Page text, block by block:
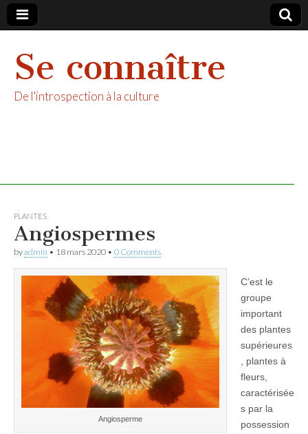
Se connaître
De l'introspection à la culture
PLANTES
Angiospermes
byadmin • 18 mars 2020 • 0 Comments
Angiosperme
C’est le
groupe
important
des plantes
supérieures
, plantes à
fleurs,
caractérisée
s par la
possession